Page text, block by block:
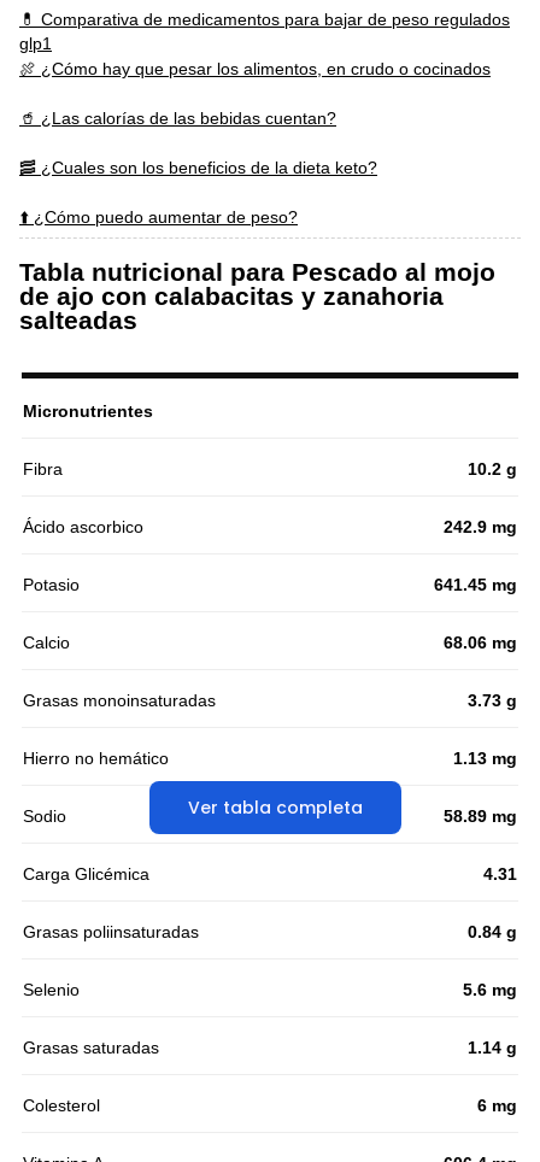
💊 Comparativa de medicamentos para bajar de peso regulados
glp1
🍖 ¿Cómo hay que pesar los alimentos, en crudo o cocinados
🥤 ¿Las calorías de las bebidas cuentan?
🥓 ¿Cuales son los beneficios de la dieta keto?
⬆️ ¿Cómo puedo aumentar de peso?
Tabla nutricional para Pescado al mojo
de ajo con calabacitas y zanahoria
salteadas
Ver tabla completa
Micronutrientes
Fibra 10.2 g
Ácido ascorbico 242.9 mg
Potasio 641.45 mg
Calcio 68.06 mg
Grasas monoinsaturadas 3.73 g
Hierro no hemático 1.13 mg
Sodio 58.89 mg
Carga Glicémica 4.31
Grasas poliinsaturadas 0.84 g
Selenio 5.6 mg
Grasas saturadas 1.14 g
Colesterol 6 mg